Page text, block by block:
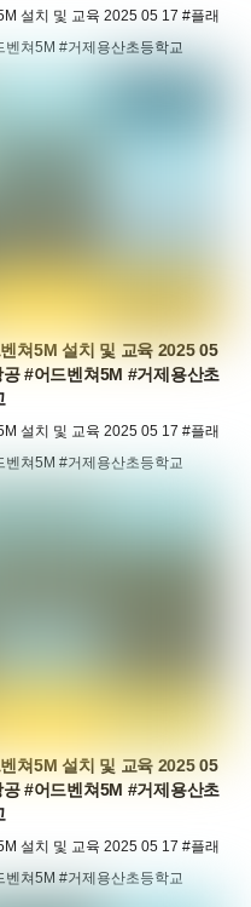
설치 및 교육 2025 05 17 #플래
쳐5M #거제용산초등학교
쳐5M 설치 및 교육 2025 05
#어드벤쳐5M #거제용산초
설치 및 교육 2025 05 17 #플래
쳐5M #거제용산초등학교
쳐5M 설치 및 교육 2025 05
#어드벤쳐5M #거제용산초
설치 및 교육 2025 05 17 #플래
쳐5M #거제용산초등학교